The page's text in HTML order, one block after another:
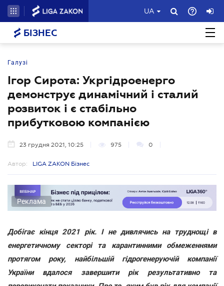
UA
БІЗНЕС
Галузі
Ігор Сирота: Укргідроенерго
демонструє динамічний і сталий
розвиток і є стабільно
прибутковою компанією
23 грудня 2021, 10:25 975 0
Автор: LIGA ZAKON Бізнес
Реклама
Добігає кінця 2021 рік. І не дивлячись на труднощі в
енергетичному секторі та карантинними обмеженнями
протягом року, найбільшій гідрогенеруючій компанії
України вдалося завершити рік результативно та